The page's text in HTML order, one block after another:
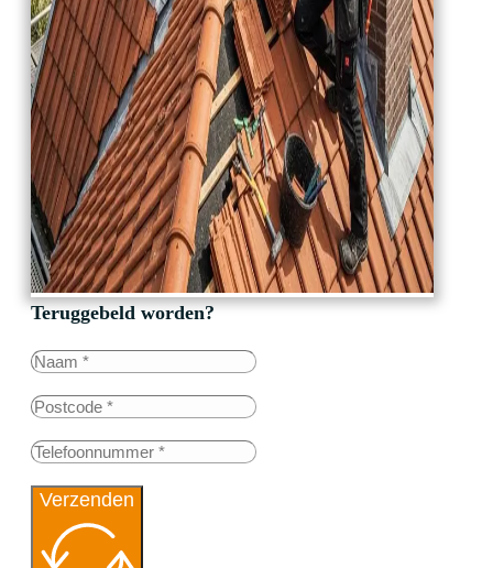
Teruggebeld worden?
Verzenden